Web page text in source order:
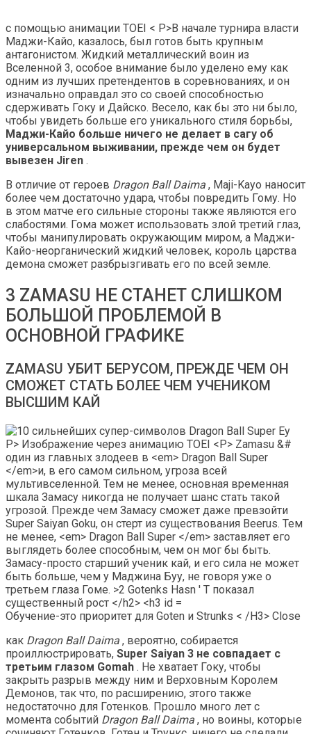
с помощью анимации TOEI < P>В начале турнира власти
Маджи-Кайо, казалось, был готов быть крупным
антагонистом. Жидкий металлический воин из
Вселенной 3, особое внимание было уделено ему как
одним из лучших претендентов в соревнованиях, и он
изначально оправдал это со своей способностью
сдерживать Гоку и Дайско. Весело, как бы это ни было,
чтобы увидеть больше его уникального стиля борьбы,
Маджи-Кайо больше ничего не делает в сагу об
универсальном выживании, прежде чем он будет
вывезен Jiren .
В отличие от героев Dragon Ball Daima , Maji-Kayo наносит
более чем достаточно удара, чтобы повредить Гому. Но
в этом матче его сильные стороны также являются его
слабостями. Гома может использовать злой третий глаз,
чтобы манипулировать окружающим миром, а Маджи-
Кайо-неорганический жидкий человек, король царства
демона сможет разбрызгивать его по всей земле.
3 ZAMASU НЕ СТАНЕТ СЛИШКОМ
БОЛЬШОЙ ПРОБЛЕМОЙ В
ОСНОВНОЙ ГРАФИКЕ
ZAMASU УБИТ БЕРУСОМ, ПРЕЖДЕ ЧЕМ ОН
СМОЖЕТ СТАТЬ БОЛЕЕ ЧЕМ УЧЕНИКОМ
ВЫСШИМ КАЙ
Обучение-это приоритет для Goten и Strunks < /H3> Close
как Dragon Ball Daima , вероятно, собирается
проиллюстрировать, Super Saiyan 3 не совпадает с
третьим глазом Gomah . Не хватает Гоку, чтобы
закрыть разрыв между ним и Верховным Королем
Демонов, так что, по расширению, этого также
недостаточно для Готенков. Прошло много лет с
момента событий Dragon Ball Daima , но воины, которые